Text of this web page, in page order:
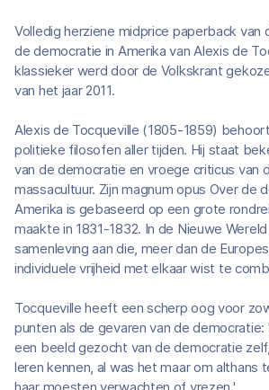
Volledig herziene midprice paperback van
de democratie in Amerika van Alexis de
klassieker werd door de Volkskrant
van het jaar 2011.
Alexis de Tocqueville (1805-1859)
politieke filosofen aller tijden. Hij staat
van de democratie en vroege criticus van
massacultuur. Zijn magnum opus Over de
Amerika is gebaseerd op een grote
maakte in 1831-1832. In de Nieuwe
samenleving aan die, meer dan de
individuele vrijheid met elkaar wist te
Tocqueville heeft een scherp oog voor
punten als de gevaren van de democratie:
een beeld gezocht van de democratie
leren kennen, al was het maar om althans